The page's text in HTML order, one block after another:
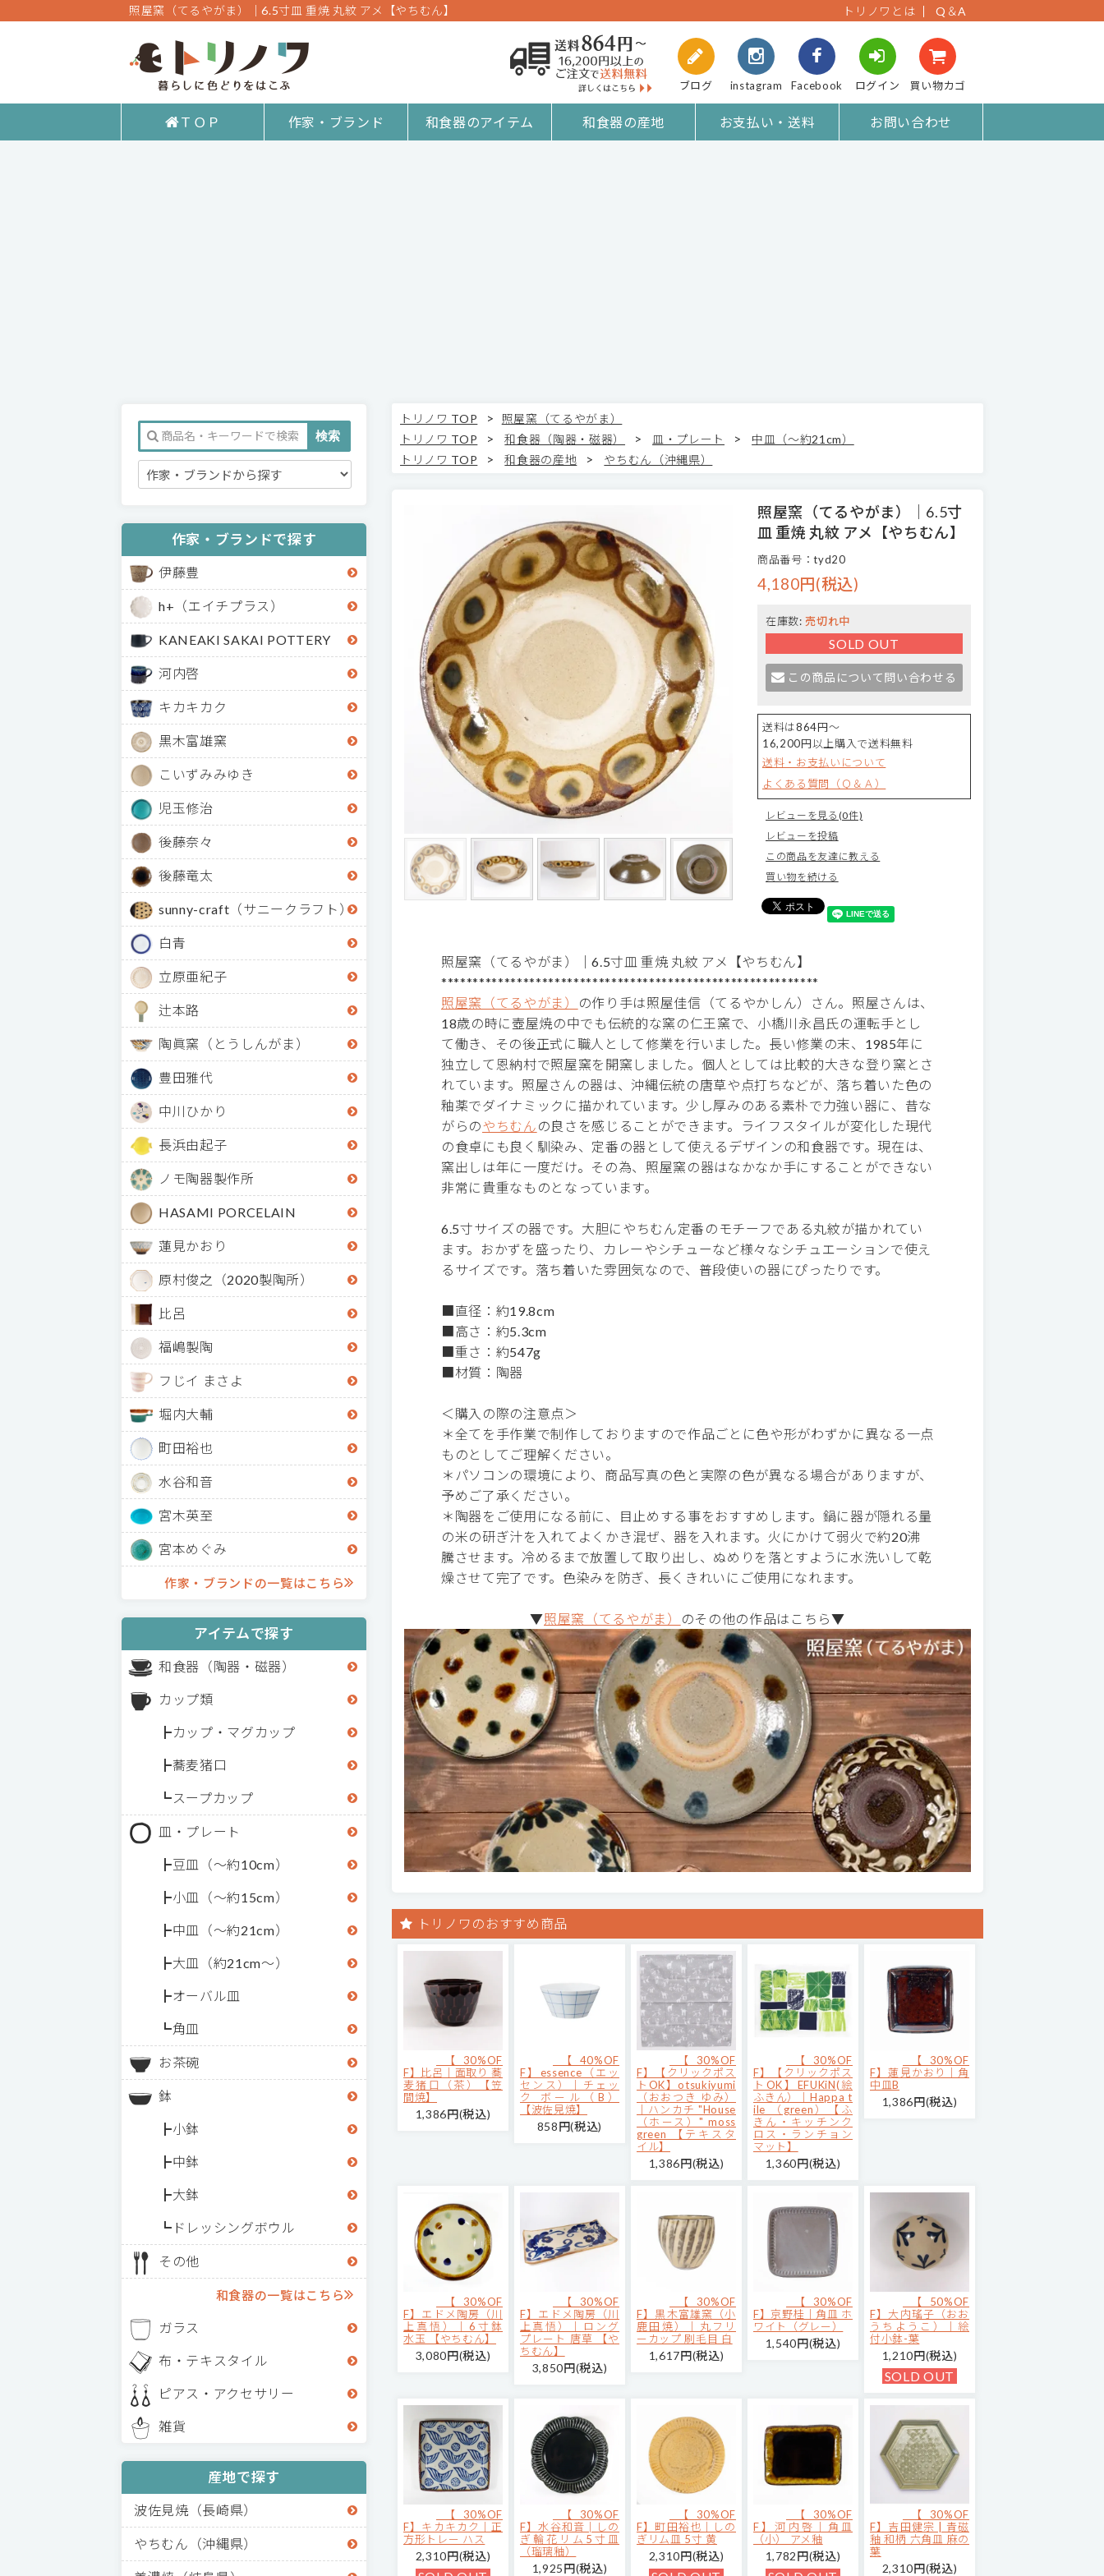
照屋窯（てるやがま）│6.5寸皿 重焼 丸紋 アメ【やちむん】 トリノワとは Q＆A
ブログ instagram Facebook ログイン 買い物カゴ
ＴＯＰ 作家・ブランド 和食器のアイテム 和食器の産地 お支払い・送料 お問い合わせ
作家・ブランドで探す
伊藤豊
h+（エイチプラス）
KANEAKI SAKAI POTTERY
河内啓
キカキカク
黒木富雄窯
こいずみみゆき
児玉修治
後藤奈々
後藤竜太
sunny-craft（サニークラフト）
白青
立原亜紀子
辻本路
陶眞窯（とうしんがま）
豊田雅代
中川ひかり
長浜由起子
ノモ陶器製作所
HASAMI PORCELAIN
蓮見かおり
原村俊之（2020製陶所）
比呂
福嶋製陶
フじイ まさよ
堀内大輔
町田裕也
水谷和音
宮木英至
宮本めぐみ
作家・ブランドの一覧はこちら
アイテムで探す
和食器（陶器・磁器）
カップ類
カップ・マグカップ
蕎麦猪口
スープカップ
皿・プレート
豆皿（～約10cm）
小皿（～約15cm）
中皿（～約21cm）
大皿（約21cm～）
オーバル皿
角皿
お茶碗
鉢
小鉢
中鉢
大鉢
ドレッシングボウル
その他
和食器の一覧はこちら
ガラス
布・テキスタイル
ピアス・アクセサリー
雑貨
産地で探す
波佐見焼（長崎県）
やちむん（沖縄県）
トリノワ TOP >
照屋窯（てるやがま）
トリノワ TOP
> 和食器（陶器・磁器） > 皿・プレート >
中皿（～約21cm）
トリノワ TOP
> 和食器の産地 > やちむん（沖縄県）
照屋窯（てるやがま）│6.5寸
皿 重焼 丸紋 アメ【やちむん】
商品番号：tyd20
4,180円(税込)
在庫数: 売切れ中
SOLD OUT
この商品について問い合わせる
送料は864円～
16,200円以上購入で送料無料
送料・お支払いについて
よくある質問（Ｑ＆Ａ）
レビューを見る(0件)
レビューを投稿
この商品を友達に教える
買い物を続ける
照屋窯（てるやがま）│6.5寸皿 重焼 丸紋 アメ【やちむん】
************************************************************
照屋窯（てるやがま）
の作り手は照屋佳信（てるやかしん）さん。照屋さんは、
18歳の時に壺屋焼の中でも伝統的な窯の仁王窯で、小橋川永昌氏の運転手とし
て働き、その後正式に職人として修業を行いました。長い修業の末、1985年に
独立して恩納村で照屋窯を開窯しました。個人としては比較的大きな登り窯とさ
れています。照屋さんの器は、沖縄伝統の唐草や点打ちなどが、落ち着いた色の
釉薬でダイナミックに描かれています。少し厚みのある素朴で力強い器に、昔な
がらのやちむん の良さを感じることができます。ライフスタイルが変化した現代
の食卓にも良く馴染み、定番の器として使えるデザインの和食器です。現在は、
窯出しは年に一度だけ。その為、照屋窯の器はなかなか手にすることができない
非常に貴重なものとなっています。
6.5寸サイズの器です。大胆にやちむん定番のモチーフである丸紋が描かれてい
ます。おかずを盛ったり、カレーやシチューなど様々なシチュエーションで使え
るサイズです。落ち着いた雰囲気なので、普段使いの器にぴったりです。
■直径：約19.8cm
■高さ：約5.3cm
■重さ：約547g
■材質：陶器
＜購入の際の注意点＞
＊全てを手作業で制作しておりますので作品ごとに色や形がわずかに異なる一点
ものとしてご理解ください。
＊パソコンの環境により、商品写真の色と実際の色が異なる場合がありますが、
予めご了承ください。
＊陶器をご使用になる前に、目止めする事をおすすめします。鍋に器が隠れる量
の米の研ぎ汁を入れてよくかき混ぜ、器を入れます。火にかけて弱火で約20沸
騰させます。冷めるまで放置して取り出し、ぬめりを落とすように水洗いして乾
燥させて完了です。色染みを防ぎ、長くきれいにご使用になれます。
▼照屋窯（てるやがま） のその他の作品はこちら▼
トリノワのおすすめ商品
【30%OF
F】比呂｜面取り 蕎
麦猪口（茶）【笠
間焼】
1,386円(税込)
【40%OF
F】essence（エッ
センス）｜チェッ
ク ボール（B）
【波佐見焼】
858円(税込)
【30%OF
F】【クリックポス
トOK】otsukiyumi
（おおつき ゆみ）
｜ハンカチ "House
（ホース）" moss
green 【テキスタ
イル】
1,386円(税込)
【30%OF
F】【クリックポス
トOK】EFUKiN(絵
ふきん）｜Happa t
ile （green）【ふ
きん・キッチンク
ロス・ランチョン
マット】
1,360円(税込)
【30%OF
F】蓮見かおり｜角
中皿B
1,386円(税込)
【30%OF
F】エドメ陶房（川
上真悟）｜6寸鉢
水玉 【やちむん】
3,080円(税込)
【30%OF
F】エドメ陶房（川
上真悟）｜ロング
プレート 唐草 【や
ちむん】
3,850円(税込)
【30%OF
F】黒木富雄窯（小
鹿田焼）｜丸フリ
ーカップ 刷毛目 白
1,617円(税込)
【30%OF
F】京野桂｜角皿 ホ
ワイト（グレー）
1,540円(税込)
【50%OF
F】大内瑤子（おお
うちようこ）｜絵
付小鉢-葉
1,210円(税込)
SOLD OUT
【30%OF
F】キカキカク｜正
方形トレー ハス
2,310円(税込)
【30%OF
F】水谷和音│しの
ぎ輪花リム5寸皿
（瑠璃釉）
1,925円(税込)
【30%OF
F】町田裕也｜しの
ぎリム皿 5寸 黄
2,310円(税込)
【30%OF
F】河内啓｜角皿
（小） アメ釉
1,782円(税込)
【30%OF
F】吉田健宗 | 青磁
釉 和柄 六角皿 麻の
葉
2,310円(税込)